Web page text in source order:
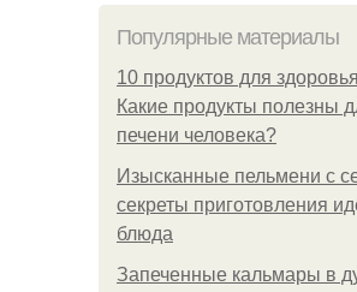
Популярные материалы
10 продуктов для
Какие продукты полезны
печени человека?
Изысканные пельмени с
секреты приготовления
блюда
Запеченные кальмары в